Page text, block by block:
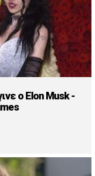
ο Elon Musk -